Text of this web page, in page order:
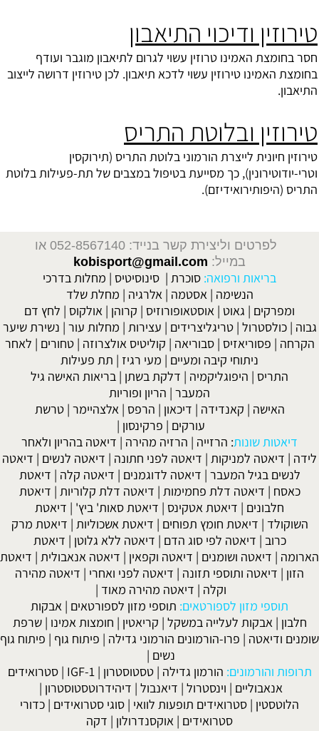
טירוזין ודיכוי התיאבון
חסר בחומצת האמינו טרוזין עשוי לגרום לתיאבון מוגבר ועודף
בחומצת האמינו טירוזין עשוי לדכא תיאבון. לכן טירוזין דרושה לייצוב
התיאבון.
טירוזין ובלוטת התריס
טירוזין חיונית לייצרת הורמוני בלוטת התריס (תירוקסין
וטרי-יודוטירונין), כך מסייעת בטיפול במצבים של תת-פעילות בלוטת
התריס (היפותירואידיזם).
לפרטים וליצירת קשר בנייד: 052-8567140
או
במייל: kobisport@gmail.com
בריאות ורפואה: סוכרת | סינוסיטיס | מחלות בדרכי
הנשימה | אסטמה | אלרגיה | מחלת שלד
ומפרקים | גאוט | אוסטאופורוזיס | קרוהן | אולקוס | לחץ דם
גבוה |כולסטרול |טריגליצרידים | עצירות | מחלות עור | נשירת שיער
הקרחה | פסוריאזיס |סבוריאה | קוליטיס אולצרוזה |טחורים | לאחר
ניתוחי קיבה ומעיים | מעי רגיז | תת פעילות
התריס | היפוגליקמיה | דלקת בשתן | בריאות האישה גיל
המעבר | הריון ופוריות
האישה | קאנדידה | דיכאון | הרפס | אלצהיימר |טרשת
עורקים | פרקינסון |
דיאטות שונות: הרזייה | הרזיה מהירה | דיאטה בהריון ולאחר
לידה | דיאטה למניקות | דיאטה לפני חתונה | דיאטה לנשים | דיאטה
לנשים בגיל המעבר | דיאטה לדוגמנים | דיאטה קלה | דיאטת
כאסח | דיאטה דלת פחמימות | דיאטה דלת קלוריות | דיאטת
חלבונים | דיאטת אטקינס | דיאטת סאות' ביץ' | דיאטת
השוקולד | דיאטת חומץ תפוחים | דיאטת אשכוליות | דיאטת מרק
כרוב | דיאטה לפי סוג הדם | דיאטה ללא גלוטן | דיאטת
הארומה | דיאטה ושומנים | דיאטה וקפאין | דיאטה אנאבולית | דיאטת
הזון | דיאטה ותוספי תזונה | דיאטה לפני ואחרי | דיאטה מהירה
וקלה | דיאטה מהירה מאוד |
תוספי מזון לספורטאים: תוספי מזון לספורטאים | אבקות
חלבון | אבקות לעלייה במשקל | קריאטין | חומצות אמינו |שרפת
שומנים ודיאטה | פרו-הורמונים הורמוני גדילה | פיתוח גוף | פיתוח גוף
נשים |
תרופות והורמונים: הורמון גדילה |טסטוסטרון |
IGF-1
|סטרואידים
אנאבוליים | וינסטרול | דיאנבול | דיהידרוטסטוסטרון |
הלוטסטין | סטרואידים תופעות לוואי | סוגי סטרואידים | כדורי
סטרואידים | אוקסנדרולון | דקה